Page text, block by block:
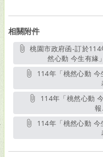
相關附件
桃園市政府函-訂於114年5月至8月期間，辦理114年「桃
然心動 今生有緣